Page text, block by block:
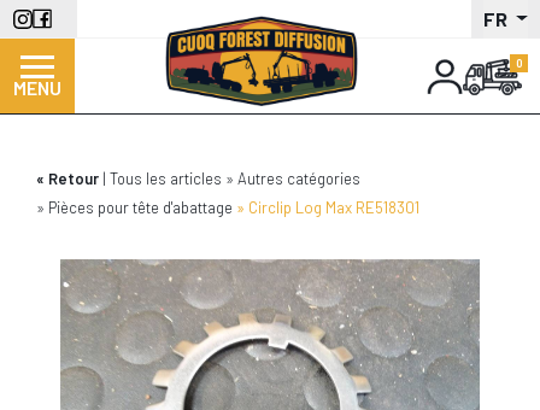
Aller
au
contenu
principal
FR
MENU
Retour Tous les articles
Autres catégories
Pièces pour tête d'abattage
Circlip Log Max RE518301